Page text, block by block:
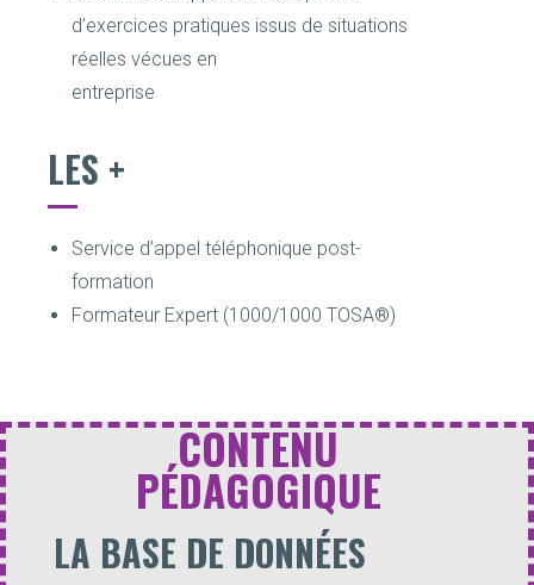
d’exercices pratiques issus de situations
réelles vécues en
entreprise
LES +
Service d’appel téléphonique post-
formation
Formateur Expert (1000/1000 TOSA®)
CONTENU
PÉDAGOGIQUE
LA BASE DE DONNÉES